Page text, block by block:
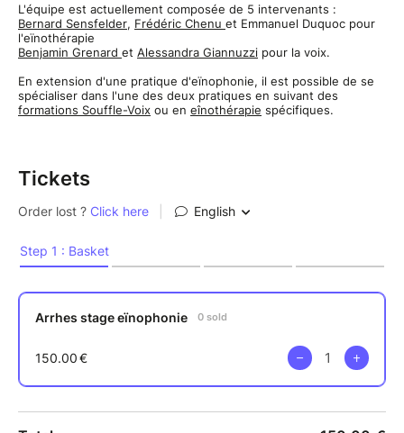
L'équipe est actuellement composée de 5 intervenants :
Bernard Sensfelder, Frédéric Chenu et Emmanuel Duquoc pour
l'eïnothérapie
Benjamin Grenard et Alessandra Giannuzzi pour la voix.
En extension d'une pratique d'eïnophonie, il est possible de se
spécialiser dans l'une des deux pratiques en suivant des
formations Souffle-Voix ou en eînothérapie spécifiques.
Tickets